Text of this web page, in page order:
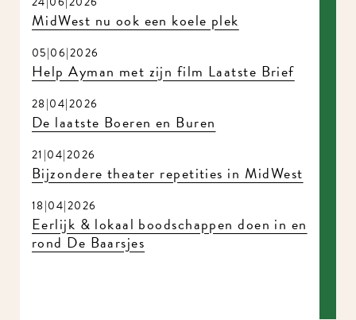
24|06|2026
MidWest nu ook een koele plek
05|06|2026
Help Ayman met zijn film Laatste Brief
28|04|2026
De laatste Boeren en Buren
21|04|2026
Bijzondere theater repetities in MidWest
18|04|2026
Eerlijk & lokaal boodschappen doen in
en rond De Baarsjes